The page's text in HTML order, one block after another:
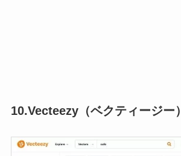
10.Vecteezy（ベクティージー）